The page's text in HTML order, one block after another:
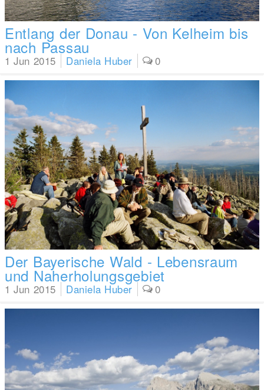
1 Jun 2015 Daniela Huber 0
Entlang der Donau - Von Kelheim bis
nach Passau
1 Jun 2015 Daniela Huber 0
Der Bayerische Wald - Lebensraum
und Naherholungsgebiet